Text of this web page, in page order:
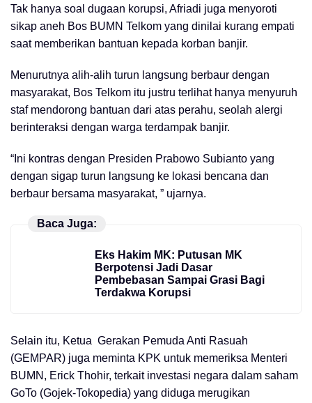
Tak hanya soal dugaan korupsi, Afriadi juga menyoroti
sikap aneh Bos BUMN Telkom yang dinilai kurang empati
saat memberikan bantuan kepada korban banjir.
Menurutnya alih-alih turun langsung berbaur dengan
masyarakat, Bos Telkom itu justru terlihat hanya menyuruh
staf mendorong bantuan dari atas perahu, seolah alergi
berinteraksi dengan warga terdampak banjir.
“Ini kontras dengan Presiden Prabowo Subianto yang
dengan sigap turun langsung ke lokasi bencana dan
berbaur bersama masyarakat, ” ujarnya.
Baca Juga:
Eks Hakim MK: Putusan MK
Berpotensi Jadi Dasar
Pembebasan Sampai Grasi Bagi
Terdakwa Korupsi
Selain itu, Ketua Gerakan Pemuda Anti Rasuah
(GEMPAR) juga meminta KPK untuk memeriksa Menteri
BUMN, Erick Thohir, terkait investasi negara dalam saham
GoTo (Gojek-Tokopedia) yang diduga merugikan